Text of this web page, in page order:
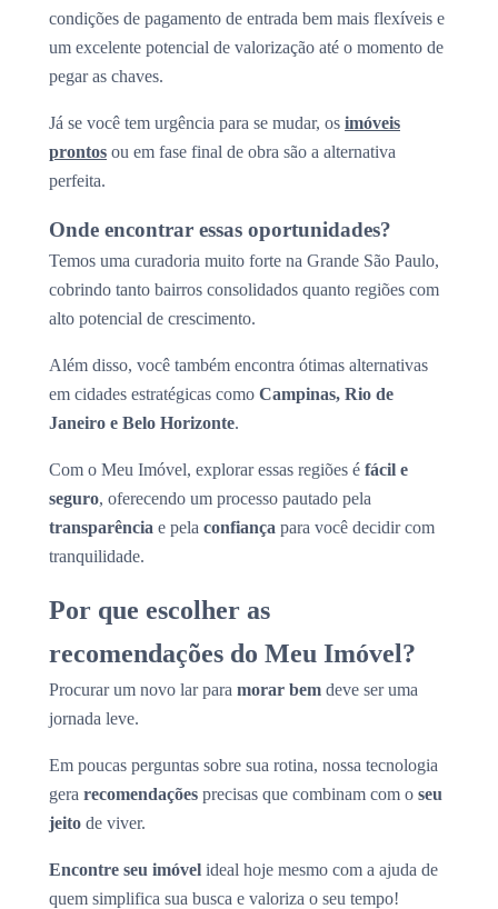
condições de pagamento de entrada bem mais flexíveis e
um excelente potencial de valorização até o momento de
pegar as chaves.
Já se você tem urgência para se mudar, os imóveis
prontos ou em fase final de obra são a alternativa
perfeita.
Onde encontrar essas oportunidades?
Temos uma curadoria muito forte na Grande São Paulo,
cobrindo tanto bairros consolidados quanto regiões com
alto potencial de crescimento.
Além disso, você também encontra ótimas alternativas
em cidades estratégicas como Campinas, Rio de
Janeiro e Belo Horizonte.
Com o Meu Imóvel, explorar essas regiões é fácil e
seguro, oferecendo um processo pautado pela
transparência e pela confiança para você decidir com
tranquilidade.
Por que escolher as
recomendações do Meu Imóvel?
Procurar um novo lar para morar bem deve ser uma
jornada leve.
Em poucas perguntas sobre sua rotina, nossa tecnologia
gera recomendações precisas que combinam com o seu
jeito de viver.
Encontre seu imóvel ideal hoje mesmo com a ajuda de
quem simplifica sua busca e valoriza o seu tempo!